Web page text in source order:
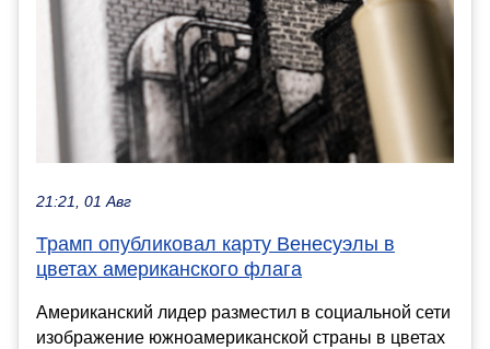
21:21, 01 Авг
Трамп опубликовал карту Венесуэлы в
цветах американского флага
Американский лидер разместил в социальной сети
изображение южноамериканской страны в цветах